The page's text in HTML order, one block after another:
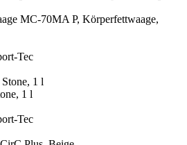
MC-70MA P, Körperfettwaage,
Tec
1 l
Tec